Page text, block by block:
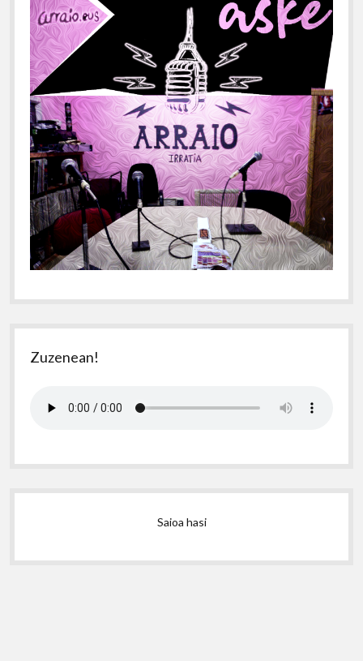
Zuzenean!
Saioa hasi